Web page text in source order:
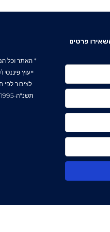
פרטים
* האתר וכל
ייעוץ
לציבור לפי